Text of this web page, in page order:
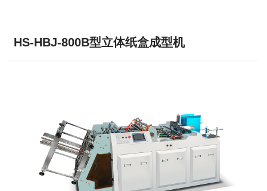
HS-HBJ-800B型立体纸盒成型机